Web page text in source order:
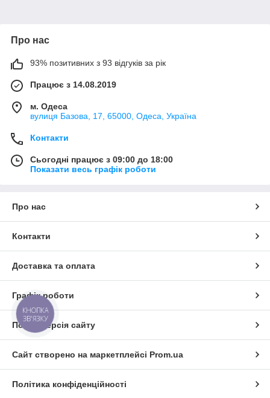
Про нас
93% позитивних з 93 відгуків за рік
Працює з 14.08.2019
м. Одеса
вулиця Базова, 17, 65000, Одеса, Україна
Контакти
Сьогодні працює з 09:00 до 18:00
Показати весь графік роботи
Про нас
Контакти
Доставка та оплата
Графік роботи
Повна версія сайту
Сайт створено на маркетплейсі Prom.ua
Політика конфіденційності
КНОПКА
ЗВ'ЯЗКУ